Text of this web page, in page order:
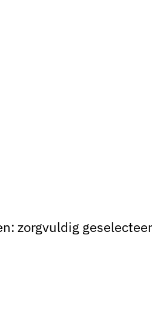
zorgvuldig